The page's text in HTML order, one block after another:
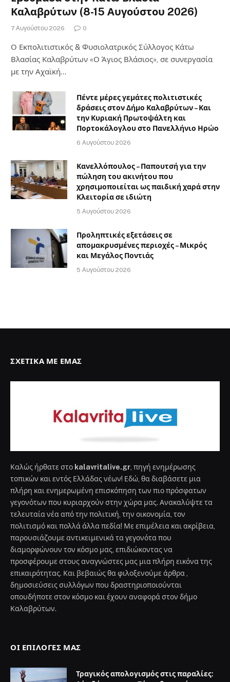
Καλαβρύτων (8-15 Αυγούστου 2026)
7 Αυγούστου 2026 0
Ο Εκπολιτιστικός & Φυσιολατρικός Σύλλογος Κάτω
Βλασίας Καλαβρύτων «Ο Άγιος Βλάσιος», σε συνεργασία
με την Αχαϊκή…
Πέντε μέρες γεμάτες πολιτιστικές
δράσεις στον Δήμο Καλαβρύτων – Και
την Κυριακή Πρωτοψάλτη και
Πορτοκάλογλου στο Πανελλήνιο Ηρώο
6 Αυγούστου 2026
Κανελλόπουλος – Παπουτσή για την
πώληση του ακινήτου που
χρησιμοποιείται ως παιδική χαρά στην
Κλειτορία σε ιδιώτη
5 Αυγούστου 2026
Προληπτικές εξετάσεις σε
απομακρυσμένες περιοχές – Μικρός
και Μεγάλος Ποντιάς
5 Αυγούστου 2026
ΣΧΕΤΙΚΆ ΜΕ ΕΜΆΣ
Καλώς ήρθατε στο kalavritalive.gr , πηγή ενημέρωσης
τοπικών και εντός Ελλάδας νέων! Εδώ, θα διαβάσετε μια
πλήρη και ενημερωμένη επισκόπηση των πιο πρόσφατων
γεγονότων που κυριαρχούν στην χώρα μας. Ανακαλύψτε τα
τελευταία νέα από την πολιτική, την οικονομία, τον
πολιτισμό και πολλά άλλα πεδία! Με επιμέλεια και ακρίβεια,
παρουσιάζουμε αντικειμενικά τα γεγονότα που
διαμορφώνουν τον κόσμο μας, επιδιώκοντας να
προσφέρουμε στους αναγνώστες μας μια πλήρη εικόνα της
επικαιρότητας. Και βεβαιώς θα φιλοξενούμε άρθρα ,
δημοσιεύσεις συλλόγων που δραστηριοποιούνται
οπουδήποτε στον κόσμο και έχουν αναφορά στον δήμο
Καλαβρύτων.
ΟΙ ΕΠΙΛΟΓΈΣ ΜΑΣ
Τραγικός απολογισμός στις παραλίες: